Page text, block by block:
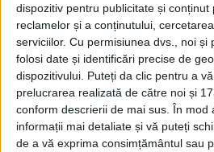
dispozitiv pentru publicitate și
reclamelor și a conținutului,
serviciilor. Cu permisiunea dvs., noi și
folosi date și identificări precise de
dispozitivului. Puteți da clic pentru a
prelucrarea realizată de către noi și
conform descrierii de mai sus. În mod
informații mai detaliate și vă puteți
de a vă exprima consimțământul sau
ARTICOLE ONLINE
26 octombrie 2001: George W.
La 26 octombrie 2001,
semnează Patriot Act, o lege